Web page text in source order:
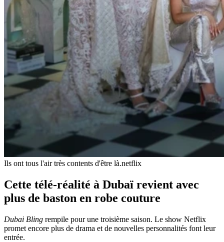
Ils ont tous l'air très contents d'être là.netflix
Cette télé-réalité à Dubaï revient avec
plus de baston en robe couture
Dubai Bling rempile pour une troisième saison. Le show Netflix
promet encore plus de drama et de nouvelles personnalités font leur
entrée.